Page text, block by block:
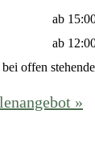
ab
ab
offen
»